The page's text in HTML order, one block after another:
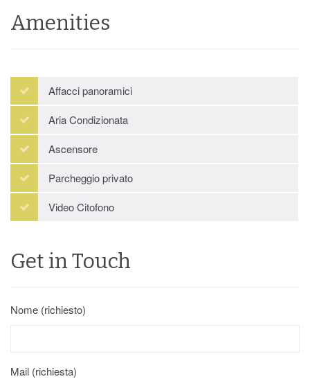
Amenities
Affacci panoramici
Aria Condizionata
Ascensore
Parcheggio privato
Video Citofono
Get in Touch
Nome (richiesto)
Mail (richiesta)